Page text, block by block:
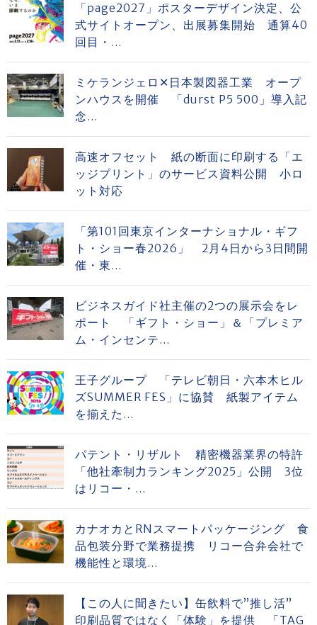
「page2027」ポスターデザイン決定、公
式サイトオープン、出展募集開始 通算40
回目・...
ミケランジェロ✕日本製図器工業 オープ
ンハウスを開催 「durst P5 500」導入記
念...
高速オフセット 紙の断面に印刷する「エ
ッジプリント」のサービス資料公開 小ロ
ット対応
「第101回東京インターナショナル・ギフ
ト・ショー春2026」 2月4日から3日間開
催・東...
ビジネスガイド社主催の2つの展示会をレ
ポート 「ギフト・ショー」＆「プレミア
ム・インセンテ...
王子グループ 「テレビ朝日・六本木ヒル
ズSUMMER FES」に協賛 紙製アイテム
を揃えた...
パテント・リザルト 精密機器業界の特許
「他社牽制力ランキング2025」公開 3位
はリコー・...
カナオカとRNスマートパッケージング 食
品包装分野で業務提携 リコー合弁会社で
機能性と環境...
【この人に聞きたい】缶飲料で”推し活”
印刷品質ではなく「体験」を提供 「TAG